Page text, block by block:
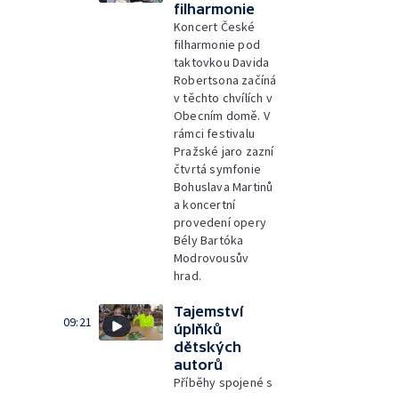
filharmonie
Koncert České
filharmonie pod
taktovkou Davida
Robertsona začíná
v těchto chvílích v
Obecním domě. V
rámci festivalu
Pražské jaro zazní
čtvrtá symfonie
Bohuslava Martinů
a koncertní
provedení opery
Bély Bartóka
Modrovousův
hrad.
09:21
Tajemství
úplňků
dětských
autorů
Příběhy spojené s